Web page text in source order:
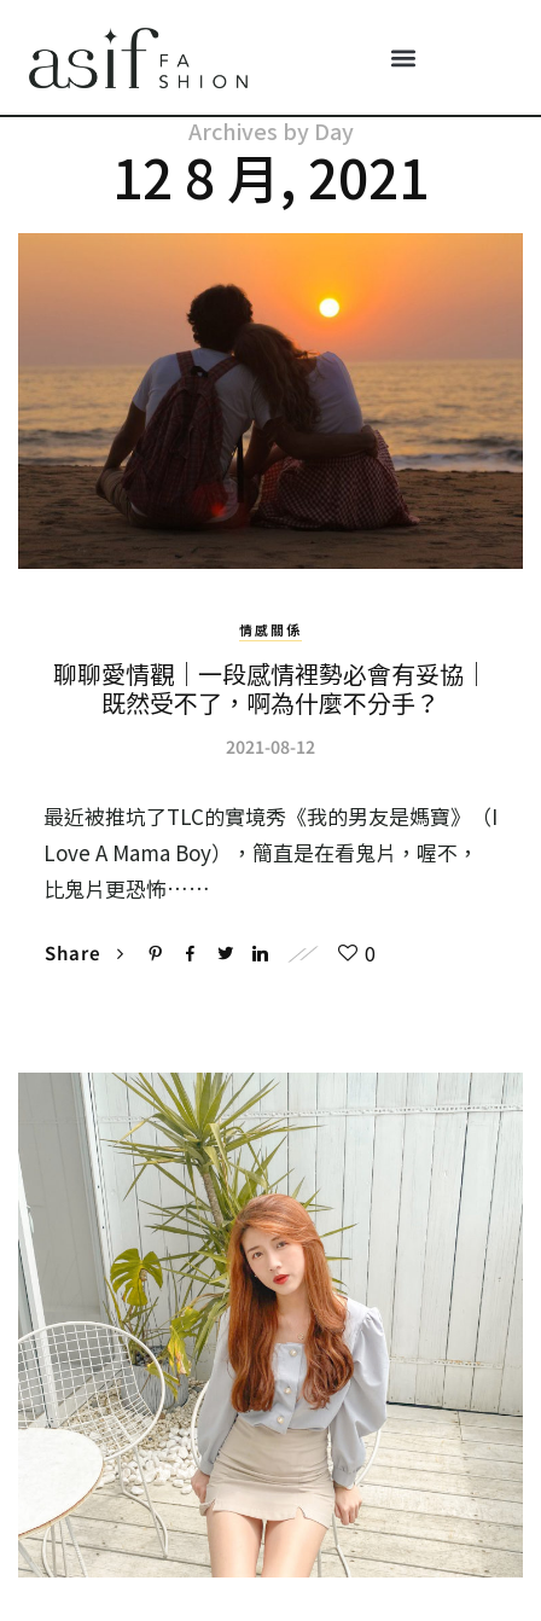
Archives by Day
12 8 月, 2021
情感關係
聊聊愛情觀｜一段感情裡勢必會有妥協｜
既然受不了，啊為什麼不分手？
2021-08-12
最近被推坑了TLC的實境秀《我的男友是媽寶》（I
Love A Mama Boy），簡直是在看鬼片，喔不，
比鬼片更恐怖……
Share 0